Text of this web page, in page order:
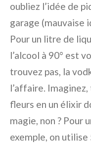
oubliez l’idée de
garage (mauvaise
Pour un litre de
l’alcool à 90° est
trouvez pas, la
l’affaire.
fleurs en un élixir
magie, non ? Pour
exemple, on utilise